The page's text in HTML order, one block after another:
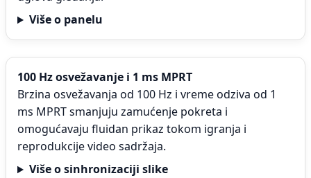
Više o panelu
100 Hz osvežavanje i 1 ms MPRT
Brzina osvežavanja od 100 Hz i vreme odziva od 1
ms MPRT smanjuju zamućenje pokreta i
omogućavaju fluidan prikaz tokom igranja i
reprodukcije video sadržaja.
Više o sinhronizaciji slike